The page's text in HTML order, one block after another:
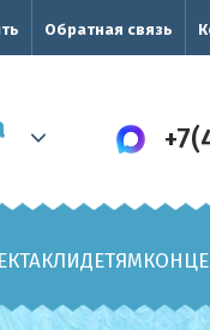
Обратная связь
ДЕТЯМ